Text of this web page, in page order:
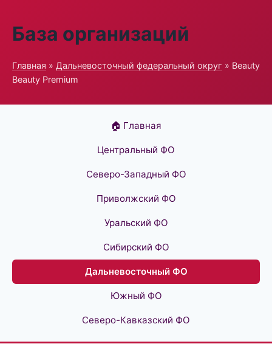
База организаций
Главная » Дальневосточный федеральный округ » Beauty
Beauty Premium
🏠 Главная
Центральный ФО
Северо-Западный ФО
Приволжский ФО
Уральский ФО
Сибирский ФО
Дальневосточный ФО
Южный ФО
Северо-Кавказский ФО